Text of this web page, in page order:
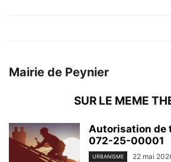
Mairie de Peynier
SUR LE MEME
Autorisation de
072-25-00001
URBANISME 22 mai